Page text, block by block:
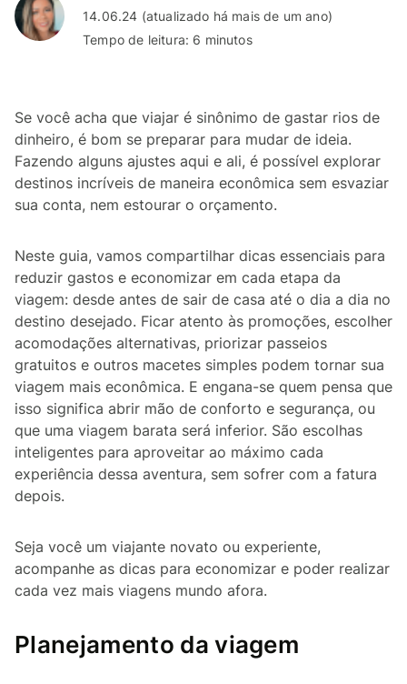
14.06.24 (atualizado há mais de um ano)
Tempo de leitura: 6 minutos
Se você acha que viajar é sinônimo de gastar rios de
dinheiro, é bom se preparar para mudar de ideia.
Fazendo alguns ajustes aqui e ali, é possível explorar
destinos incríveis de maneira econômica sem esvaziar
sua conta, nem estourar o orçamento.
Neste guia, vamos compartilhar dicas essenciais para
reduzir gastos e economizar em cada etapa da
viagem: desde antes de sair de casa até o dia a dia no
destino desejado. Ficar atento às promoções, escolher
acomodações alternativas, priorizar passeios
gratuitos e outros macetes simples podem tornar sua
viagem mais econômica. E engana-se quem pensa que
isso significa abrir mão de conforto e segurança, ou
que uma viagem barata será inferior. São escolhas
inteligentes para aproveitar ao máximo cada
experiência dessa aventura, sem sofrer com a fatura
depois.
Seja você um viajante novato ou experiente,
acompanhe as dicas para economizar e poder realizar
cada vez mais viagens mundo afora.
Planejamento da viagem